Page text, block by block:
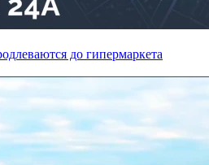
до гипермаркета